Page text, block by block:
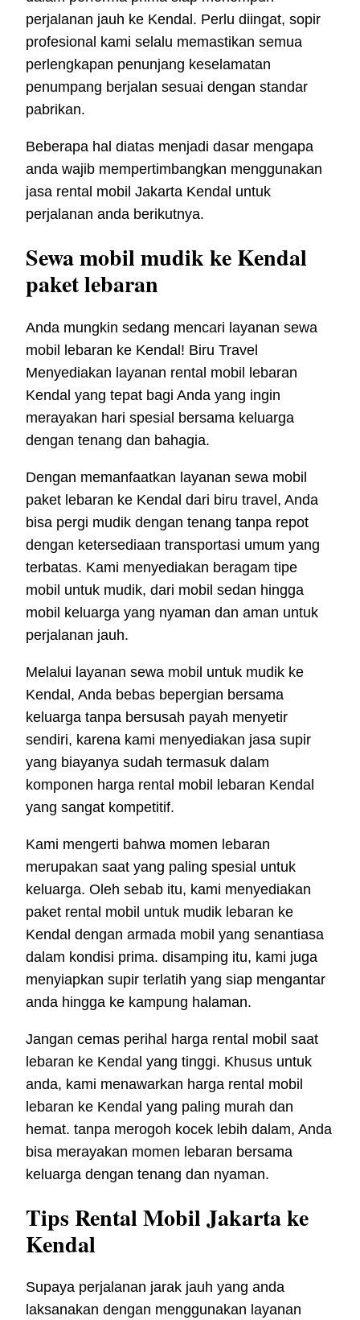
perjalanan jauh ke Kendal. Perlu diingat, sopir
profesional kami selalu memastikan semua
perlengkapan penunjang keselamatan
penumpang berjalan sesuai dengan standar
pabrikan.
Beberapa hal diatas menjadi dasar mengapa
anda wajib mempertimbangkan menggunakan
jasa rental mobil Jakarta Kendal untuk
perjalanan anda berikutnya.
Sewa mobil mudik ke Kendal
paket lebaran
Anda mungkin sedang mencari layanan sewa
mobil lebaran ke Kendal! Biru Travel
Menyediakan layanan rental mobil lebaran
Kendal yang tepat bagi Anda yang ingin
merayakan hari spesial bersama keluarga
dengan tenang dan bahagia.
Dengan memanfaatkan layanan sewa mobil
paket lebaran ke Kendal dari biru travel, Anda
bisa pergi mudik dengan tenang tanpa repot
dengan ketersediaan transportasi umum yang
terbatas. Kami menyediakan beragam tipe
mobil untuk mudik, dari mobil sedan hingga
mobil keluarga yang nyaman dan aman untuk
perjalanan jauh.
Melalui layanan sewa mobil untuk mudik ke
Kendal, Anda bebas bepergian bersama
keluarga tanpa bersusah payah menyetir
sendiri, karena kami menyediakan jasa supir
yang biayanya sudah termasuk dalam
komponen harga rental mobil lebaran Kendal
yang sangat kompetitif.
Kami mengerti bahwa momen lebaran
merupakan saat yang paling spesial untuk
keluarga. Oleh sebab itu, kami menyediakan
paket rental mobil untuk mudik lebaran ke
Kendal dengan armada mobil yang senantiasa
dalam kondisi prima. disamping itu, kami juga
menyiapkan supir terlatih yang siap mengantar
anda hingga ke kampung halaman.
Jangan cemas perihal harga rental mobil saat
lebaran ke Kendal yang tinggi. Khusus untuk
anda, kami menawarkan harga rental mobil
lebaran ke Kendal yang paling murah dan
hemat. tanpa merogoh kocek lebih dalam, Anda
bisa merayakan momen lebaran bersama
keluarga dengan tenang dan nyaman.
Tips Rental Mobil Jakarta ke
Kendal
Supaya perjalanan jarak jauh yang anda
laksanakan dengan menggunakan layanan